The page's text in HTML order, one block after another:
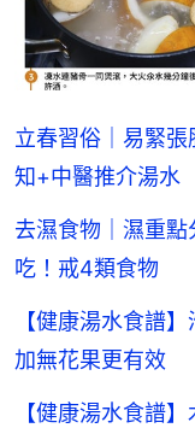
立春習俗｜易緊
知+中醫推介湯水
去濕食物｜濕重
吃！戒4類食物
【健康湯水食譜
加無花果更有效
【健康湯水食譜